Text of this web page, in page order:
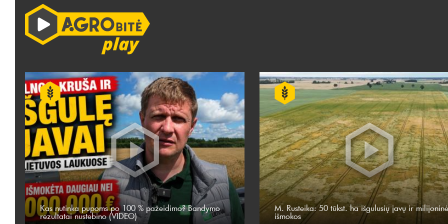
Kas nutinka pupoms po 100 % pažeidimo? Bandymo
rezultatai nustebino (VIDEO)
M. Rusteika: 50 tūkst. ha išgulusių javų ir
išmokos